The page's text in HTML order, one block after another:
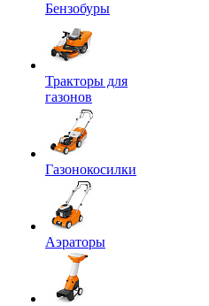
Бензобуры
Тракторы для
газонов
Газонокосилки
Аэраторы